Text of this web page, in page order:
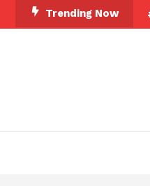
To
Trending Now